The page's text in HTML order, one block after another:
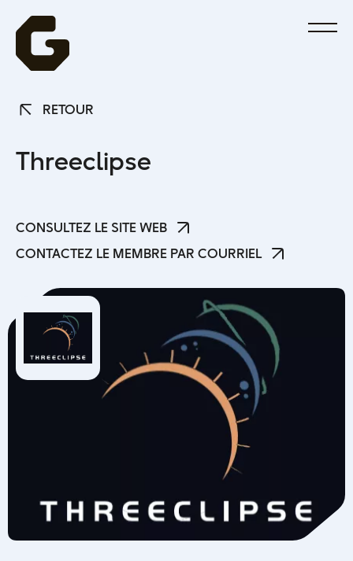
RETOUR
Threeclipse
CONSULTEZ LE SITE WEB
CONTACTEZ LE MEMBRE PAR COURRIEL